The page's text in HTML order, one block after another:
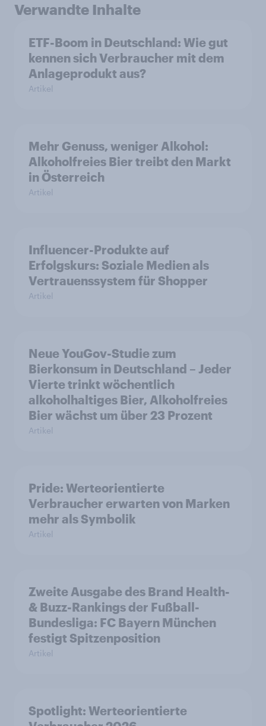
Verwandte Inhalte
ETF-Boom in Deutschland: Wie gut
kennen sich Verbraucher mit dem
Anlageprodukt aus?
Artikel
Mehr Genuss, weniger Alkohol:
Alkoholfreies Bier treibt den Markt
in Österreich
Artikel
Influencer-Produkte auf
Erfolgskurs: Soziale Medien als
Vertrauenssystem für Shopper
Artikel
Neue YouGov-Studie zum
Bierkonsum in Deutschland – Jeder
Vierte trinkt wöchentlich
alkoholhaltiges Bier, Alkoholfreies
Bier wächst um über 23 Prozent
Artikel
Pride: Werteorientierte
Verbraucher erwarten von Marken
mehr als Symbolik
Artikel
Zweite Ausgabe des Brand Health-
& Buzz-Rankings der Fußball-
Bundesliga: FC Bayern München
festigt Spitzenposition
Artikel
Spotlight: Werteorientierte